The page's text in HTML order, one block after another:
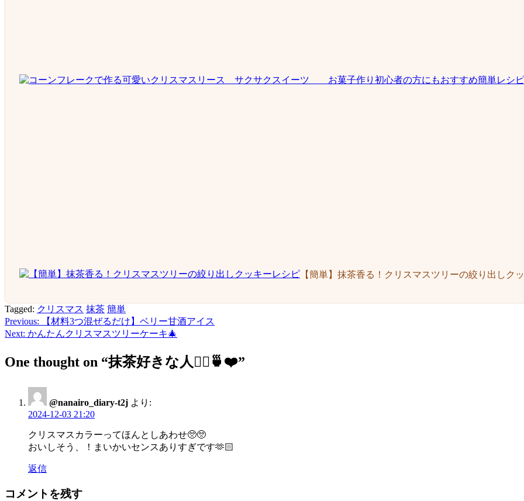
【簡単】抹茶香る！クリスマスツリーの絞り出しク
Tagged: クリスマス 抹茶 簡単
投
稿
ナ
Previous:
【材料3つ混ぜるだけ】ベリー甘酒アイス
Next: かんたんクリスマスツリーケーキ🎄
One thought on “抹茶好きな人🙋‍♀️🍵❤️”
@nanairo_diary-t2j より:
2024-12-03 21:20
クリスマスカラーってほんとしあわせ🥺🥺
おいしそう、！まいかいセンスありすぎです🫶🏻
返信
コメントを残す